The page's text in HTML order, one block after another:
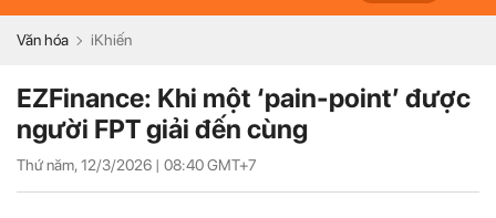
Văn hóa iKhiến
EZFinance: Khi một ‘pain-point’ được
người FPT giải đến cùng
Thứ năm, 12/3/2026 | 08:40GMT+7